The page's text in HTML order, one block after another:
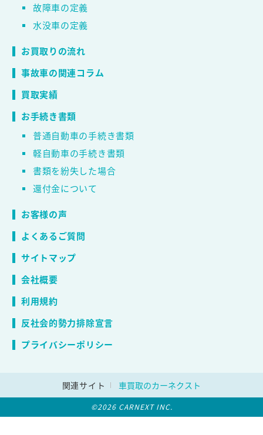
故障車の定義
水没車の定義
お買取りの流れ
事故車の関連コラム
買取実績
お手続き書類
普通自動車の手続き書類
軽自動車の手続き書類
書類を紛失した場合
還付金について
お客様の声
よくあるご質問
サイトマップ
会社概要
利用規約
反社会的勢力排除宣言
プライバシーポリシー
関連サイト 車買取のカーネクスト
©2026 CARNEXT INC.